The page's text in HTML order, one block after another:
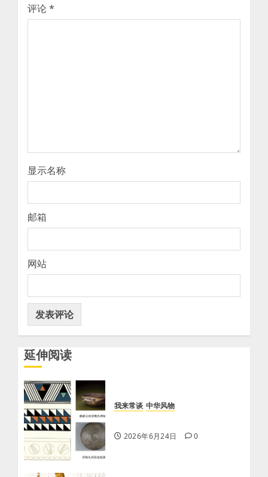
评论*
显示名称
邮箱
网站
延伸阅读
我来常谈 中华风物
2026年6月24日 0